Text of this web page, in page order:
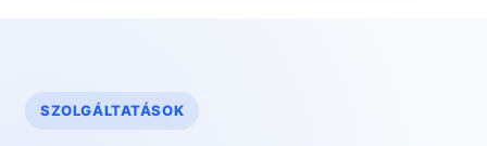
SZOLGÁLTATÁSOK